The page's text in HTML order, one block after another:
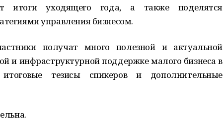
итоги уходящего года, а также поделятся
управления бизнесом.
получат много полезной и актуальной
и инфраструктурной поддержке малого бизнеса в
итоговые тезисы спикеров и дополнительные